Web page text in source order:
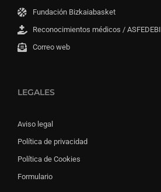
Fundación Bizkaiabasket
Reconocimientos médicos / ASFEDEBI
Correo web
LEGALES
Aviso legal
Política de privacidad
Política de Cookies
Formulario